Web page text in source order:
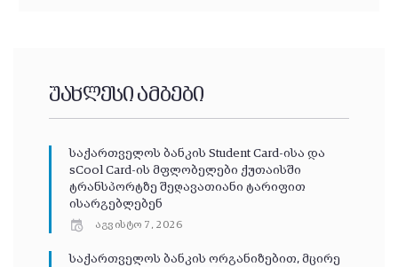
უახლესი ამბები
საქართველოს ბანკის Student Card-ისა და
sCool Card-ის მფლობელები ქუთაისში
ტრანსპორტზე შეღავათიანი ტარიფით
ისარგებლებენ
აგვისტო 7, 2026
საქართველოს ბანკის ორგანიზებით, მცირე